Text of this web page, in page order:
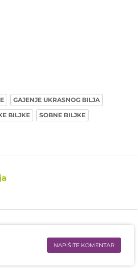
GAJENJE UKRASNOG BILJA
BILJKE
SOBNE BILJKE
NAPIŠITE KOMENTAR